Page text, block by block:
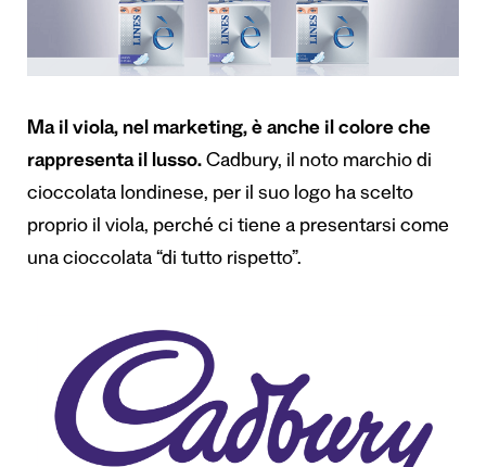
Ma il viola, nel marketing, è anche il colore che
rappresenta il lusso. Cadbury, il noto marchio di
cioccolata londinese, per il suo logo ha scelto
proprio il viola, perché ci tiene a presentarsi come
una cioccolata “di tutto rispetto”.